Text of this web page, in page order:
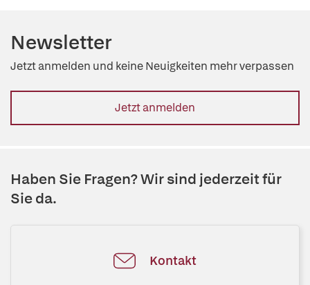
Newsletter
Jetzt anmelden und keine Neuigkeiten mehr verpassen
Jetzt anmelden
Haben Sie Fragen? Wir sind jederzeit für
Sie da.
Kontakt